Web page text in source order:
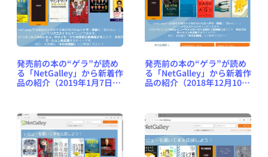
発売前の本の“ゲラ”が読め
る「NetGalley」から新着作
品の紹介（2019年1月7日
発売前の本の“ゲラ”が読め
る「NetGalley」から新着作
品の紹介（2018年12月10日